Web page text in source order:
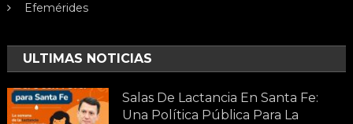
Efemérides
ULTIMAS NOTICIAS
Salas De Lactancia En Santa Fe:
Una Política Pública Para La